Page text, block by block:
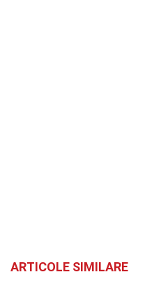
ARTICOLE SIMILARE